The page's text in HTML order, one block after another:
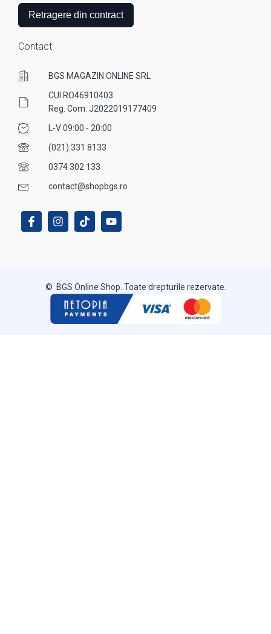
Retragere din contract
Contact
BGS MAGAZIN ONLINE SRL
CUI RO46910403
Reg. Com. J2022019177409
L-V 09:00 - 20:00
(021) 331 8133
0374 302 133
contact@shopbgs.ro
© BGS Online Shop. Toate drepturile rezervate.